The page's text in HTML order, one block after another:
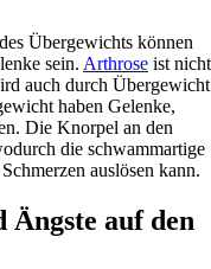
Übergewichts können
sein. Arthrose ist nicht
auch durch Übergewicht
haben Gelenke,
Die Knorpel an den
die schwammartige
auslösen kann.
Ängste auf den